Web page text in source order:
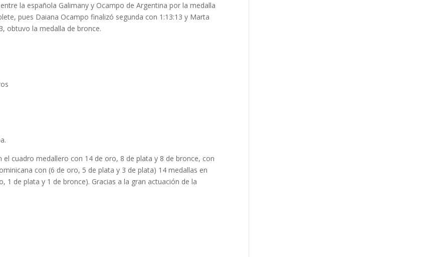
la española Galimany y Ocampo de Argentina por la medalla
pues Daiana Ocampo finalizó segunda con 1:13:13 y Marta
obtuvo la medalla de bronce.
cuadro medallero con 14 de oro, 8 de plata y 8 de bronce, con
con (6 de oro, 5 de plata y 3 de plata) 14 medallas en
de plata y 1 de bronce). Gracias a la gran actuación de la